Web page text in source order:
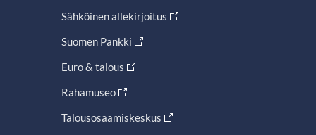
Sähköinen allekirjoitus
Suomen Pankki
Euro & talous
Rahamuseo
Talousosaamiskeskus